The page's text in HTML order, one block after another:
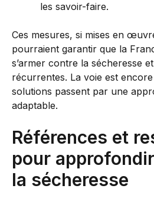
les savoir-faire.
Ces mesures, si mises en
pourraient garantir que la
s’armer contre la sécheresse
récurrentes. La voie est
solutions passent par une
adaptable.
Références et
pour
la sécheresse